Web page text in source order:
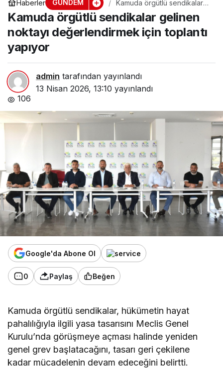
Haberler GÜNDEM
Kamuda örgütlü sendikalar
gelinen noktayı
değerlendirmek için toplantı
yapıyor
Kamuda örgütlü sendikalar gelinen
noktayı değerlendirmek için toplantı
yapıyor
admin tarafından yayınlandı
13 Nisan 2026, 13:10 yayınlandı
106
Google'da Abone Ol
0 Paylaş Beğen
Kamuda örgütlü sendikalar, hükümetin hayat
pahalılığıyla ilgili yasa tasarısını Meclis Genel
Kurulu’nda görüşmeye açması halindeyeniden
genel grev başlatacağını, tasarı geri çekilene
kadar mücadelenin devam edeceğini belirtti.